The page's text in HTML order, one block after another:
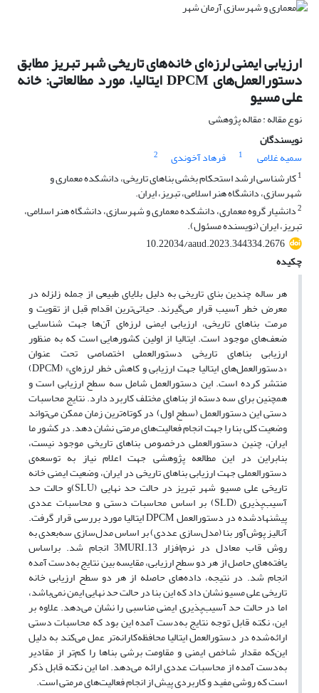
ارزیابی ایمنی لرزه‌ای خانه‌های تاریخی شهر تبریز مطابق
دستورالعمل‌های DPCM ایتالیا، مورد مطالعاتی: خانه
علی مسیو
نوع مقاله : مقاله پژوهشی
نویسندگان
سمیه غلامی
1 فرهاد آخوندی
2
1کارشناسی ارشد استحکام بخشی بناهای تاریخی، دانشکده معماری و
شهرسازی، دانشگاه هنر اسلامی، تبریز، ایران.
2دانشیار گروه معماری، دانشکده معماری و شهرسازی، دانشگاه هنر اسلامی،
تبریز، ایران (نویسنده مسئول).
10.22034/aaud.2023.344334.2676
چکیده
هر ساله چندین بنای تاریخی به دلیل بلایای طبیعی از جمله زلزله در
معرض خطر آسیب قرار می‌گیرند. حیاتی‌ترین اقدام قبل از تقویت و
مرمت بناهای تاریخی، ارزیابی ایمنی لرزه‌ای آن‌ها جهت شناسایی
ضعف‌های موجود است. ایتالیا از اولین کشور‌هایی است که به منظور
ارزیابی بناهای تاریخی دستورالعملی اختصاصی تحت عنوان
«دستورالعمل‌های ایتالیا جهت ارزیابی و کاهش خطر لرزه‌ای» (DPCM)
منتشر کرده است. این دستورالعمل شامل سه سطح ارزیابی است و
همچنین برای سه دسته از بناهای مختلف کاربرد دارد. نتایج محاسبات
دستی این دستورالعمل (سطح اول) در کوتاه‌ترین زمان ممکن می‌تواند
وضعیت کلی بنا را جهت انجام فعالیت‌های مرمتی نشان دهد. در کشور ما
ایران، چنین دستورالعملی درخصوص بناهای تاریخی موجود نیست،
بنابراین در این مطالعه پژوهشی جهت اعلام نیاز به توسعه‌ی
دستورالعملی جهت ارزیابی بناهای تاریخی در ایران، وضعیت ایمنی خانه
تاریخی علی مسیو شهر تبریز در حالت حد نهایی (SLU)و حالت حد
آسیب‌پذیری (SLD) بر اساس محاسبات دستی و محاسبات عددی
پیشنهاد‌شده در دستورالعمل DPCM ایتالیا مورد بررسی قرار گرفت.
آنالیز پوش‌آور بنا (مدل‌سازی عددی) بر اساس مدل‌سازی سه‌بعدی به
روش قاب معادل در نرم‌افزار 3MURI.13 انجام شد. براساس
یافته‌های حاصل از هر دو سطح ارزیابی، مقایسه بین نتایج به‌دست آمده
انجام شد. در نتیجه، داده‌های حاصله از هر دو سطح ارزیابی خانه
تاریخی علی مسیو نشان داد که این بنا در حالت حد نهایی ایمن نمی‌باشد،
اما در حالت حد آسیب‌پذیری ایمنی مناسبی را نشان می‌دهد. علاوه بر
این، نکته قابل توجه نتایج به‌دست آمده این بود که محاسبات دستی
ارائه‌شده در دستورالعمل ایتالیا محافظه‌کارانه‌تر عمل می‌کند به دلیل
این‌که مقدار شاخص ایمنی و مقاومت برشی بناها را کم‌تر از مقادیر
به‌دست آمده از محاسبات عددی ارائه می‌دهد. اما این نکته قابل ذکر
است که روشی مفید و کاربردی پیش از انجام فعالیت‌های مرمتی است.